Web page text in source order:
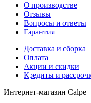
О производстве
Отзывы
Вопросы и ответы
Гарантия
Доставка и сборка
Оплата
Акции и скидки
Кредиты и
Интернет-магазин Calpe